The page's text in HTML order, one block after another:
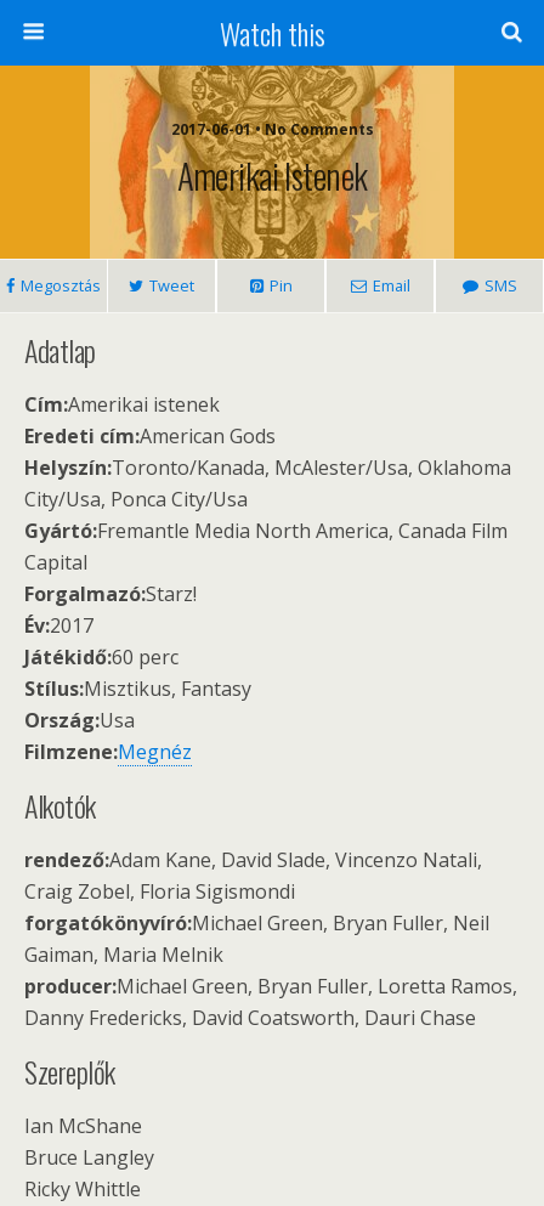
Watch this
2017-06-01 • No Comments
Amerikai Istenek
Megosztás Tweet Pin Email SMS
Adatlap
Cím:Amerikai istenek
Eredeti cím:American Gods
Helyszín:Toronto/Kanada, McAlester/Usa, Oklahoma
City/Usa, Ponca City/Usa
Gyártó:Fremantle Media North America, Canada Film
Capital
Forgalmazó:Starz!
Év:2017
Játékidő:60 perc
Stílus:Misztikus, Fantasy
Ország:Usa
Filmzene:Megnéz
Alkotók
rendező:Adam Kane, David Slade, Vincenzo Natali,
Craig Zobel, Floria Sigismondi
forgatókönyvíró:Michael Green, Bryan Fuller, Neil
Gaiman, Maria Melnik
producer:Michael Green, Bryan Fuller, Loretta Ramos,
Danny Fredericks, David Coatsworth, Dauri Chase
Szereplők
Ian McShane
Bruce Langley
Ricky Whittle